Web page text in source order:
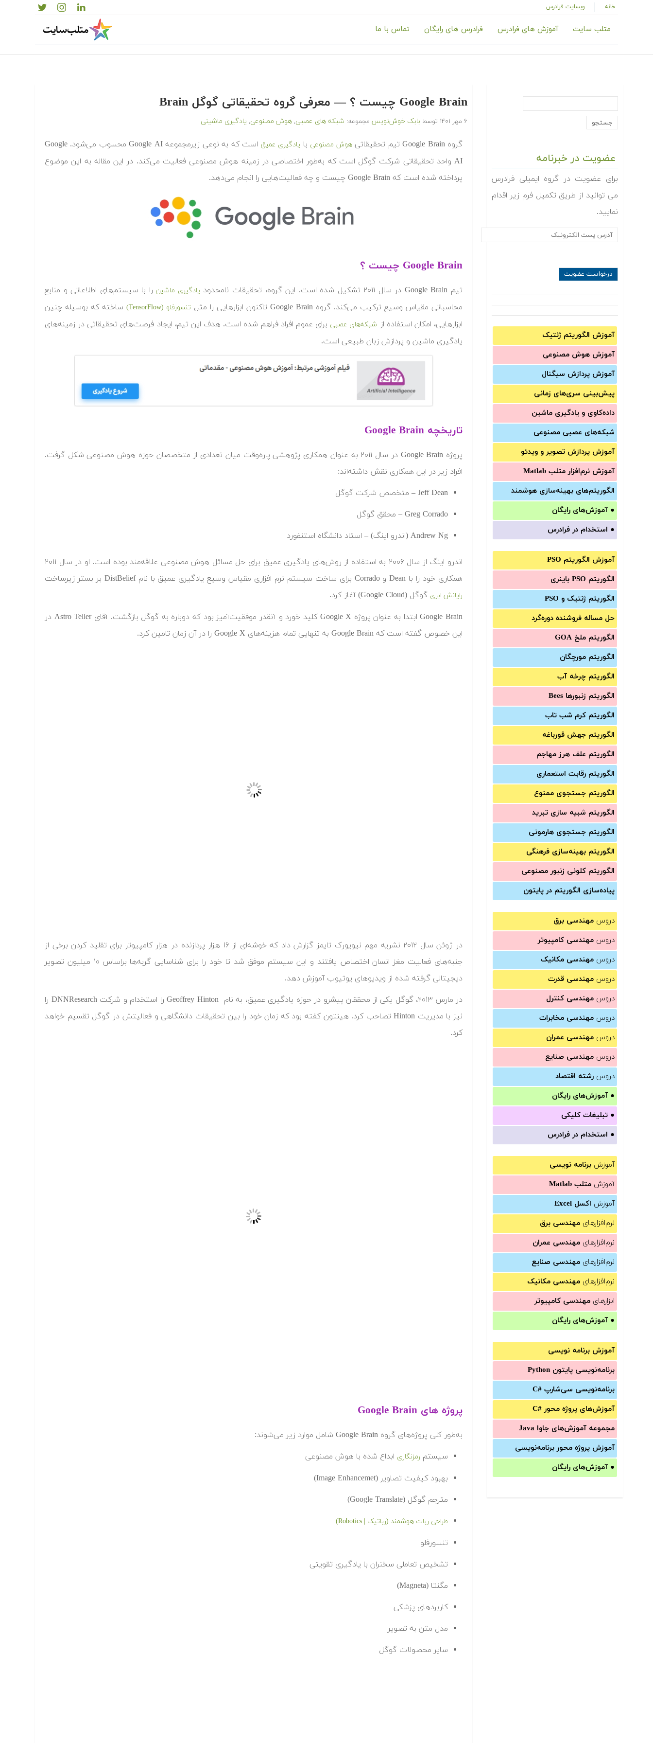
خانه وبسایت فرادرس
متلب سایت آموزش های فرادرس فرادرس های رایگان تماس با ما
عضویت در خبرنامه
برای عضویت در گروه ایمیلی فرادرس
می توانید از طریق تکمیل فرم زیر اقدام
نمایید.
آموزش الگوریتم ژنتیک
آموزش‌ هوش مصنوعی
آموزش‌ پردازش سیگنال
پیش‌‌بینی سری‌‌های زمانی
داده‌کاوی و یادگیری ماشین
شبکه‌های عصبی مصنوعی
آموزش‌ پردازش تصویر و ویدئو
آموزش‌ نرم‌افزار متلب Matlab
الگوریتم‌های بهینه‌سازی هوشمند
● آموزش‌های رایگان
● استخدام در فرادرس
آموزش الگوریتم PSO
الگوریتم PSO باینری
الگوریتم ژنتیک و PSO
حل مساله فروشنده دوره‌گرد
الگوریتم ملخ GOA
الگوریتم مورچگان
الگوریتم چرخه آب
الگوریتم زنبورها Bees
الگوریتم کرم شب تاب
الگوریتم جهش قورباغه
الگوریتم علف هرز مهاجم
الگوریتم رقابت استعماری
الگوریتم جستجوی ممنوع
الگوریتم شبیه سازی تبرید
الگوریتم جستجوی هارمونی
الگوریتم بهینه‌سازی فرهنگی
الگوریتم کلونی زنبور مصنوعی
پیاده‌سازی الگوریتم در پایتون
دروس مهندسی برق
دروس مهندسی کامپیوتر
دروس مهندسی مکانیک
دروس مهندسی قدرت
دروس مهندسی کنترل
دروس مهندسی مخابرات
دروس مهندسی عمران
دروس مهندسی صنایع
دروس رشته اقتصاد
● آموزش‌های رایگان
● تبلیغات کلیکی
● استخدام در فرادرس
آموزش برنامه نویسی
آموزش متلب Matlab
آموزش اکسل Excel
نرم‌افزارهای مهندسی برق
نرم‌افزارهای مهندسی عمران
نرم‌افزارهای مهندسی صنایع
نرم‌افزارهای مهندسی مکانیک
ابزارهای مهندسی کامپیوتر
● آموزش‌های رایگان
آموزش برنامه نویسی
برنامه‌نویسی پایتون Python
برنامه‌‌نویسی سی‌شارپ C#‎
آموزش‌های پروژه محور #C
مجموعه آموزش‌های جاوا Java
آموزش‌ پروژه محور برنامه‌نویسی
● آموزش‌های رایگان
Google Brain چیست ؟ — معرفی گروه تحقیقاتی گوگل Brain
۶ مهر ۱۴۰۱ توسط بابک خوش‌نویس مجموعه: شبکه های عصبی, هوش مصنوعی, یادگیری ماشینی
گروه Google Brain تیم تحقیقاتی هوش مصنوعی با یادگیری عمیق
است که به نوعی زیرمجموعه Google AI محسوب می‌شود. Google
AI واحد تحقیقاتی شرکت گوگل است که به‌طور اختصاصی در زمینه هوش مصنوعی فعالیت می‌کند. در این مقاله به این موضوع
پرداخته شده است که Google Brain چیست و چه فعالیت‌هایی را انجام می‌دهد.
Google Brain چیست ؟
تیم Google Brain در سال ۲۰۱۱ تشکیل شده است. این گروه، تحقیقات نامحدود یادگیری ماشینرا با سیستم‌های اطلاعاتی و منابع
محاسباتی مقیاس وسیع ترکیب می‌کند. گروه Google Brain تاکنون ابزارهایی را مثل
تنسورفلو (TensorFlow)
ساخته که بوسیله چنین
ابزارهایی، امکان استفاده از شبکه‌های عصبی برای عموم افراد فراهم شده است. هدف این تیم، ایجاد فرصت‌های تحقیقاتی در زمینه‌های
یادگیری ماشین و پردازش زبان طبیعی است.
تاریخچه Google Brain
پروژه Google Brain در سال ۲۰۱۱ به عنوان همکاری پژوهشی پاره‌وقت میان تعدادی از متخصصان حوزه هوش مصنوعی شکل گرفت.
افراد زیر در این همکاری نقش داشته‌اند:
Jeff Dean – متخصص شرکت گوگل
Greg Corrado – محقق گوگل
Andrew Ng (اندرو اینگ) – استاد دانشگاه استنفورد
اندرو اینگ از سال ۲۰۰۶ به استفاده از روش‌های یادگیری عمیق برای حل مسائل هوش مصنوعی علاقه‌مند بوده است. او در سال ۲۰۱۱
همکاری خود را با Dean و Corrado‌ برای ساخت سیستم نرم افزاری مقیاس وسیع یادگیری عمیق با نام DistBelief بر بستر زیرساخت
رایانش ابری گوگل (Google Cloud) آغاز کرد.
Google Brain ابتدا به عنوان پروژه Google X کلید خورد و آنقدر موفقیت‌آمیز بود که دوباره به گوگل بازگشت. آقای Astro Teller در
این خصوص گفته است که Google Brain به تنهایی تمام هزینه‌های Google X را در آن زمان تامین کرد.
در ژوئن سال ۲۰۱۲ نشریه مهم نیویورک تایمز گزارش داد که خوشه‌ای از ۱۶ هزار پردازنده در هزار کامپیوتر برای تقلید کردن برخی از
جنبه‌های فعالیت مغز انسان اختصاص یافتند و این سیستم موفق شد تا خود را برای شناسایی گربه‌ها براساس ۱۰ میلیون تصویر
دیجیتالی گرفته شده از ویدیوهای یوتیوب آموزش دهد.
در مارس ۲۰۱۳، گوگل یکی از محققان پیشرو در حوزه یادگیری عمیق، به نام Geoffrey Hinton را استخدام و شرکت DNNResearch را
نیز با مدیریت Hinton تصاحب کرد. هینتون کفته بود که زمان خود را بین تحقیقات دانشگاهی و فعالیتش در گوگل تقسیم خواهد
کرد.
پروژه های Google Brain
به‌طور کلی پروژه‌های گروه Google Brain شامل موارد زیر می‌شوند:
سیستم رمزنگاری ابداع شده با هوش مصنوعی
بهبود کیفیت تصاویر (Image Enhancemet)
مترجم گوگل (Google Translate)
طراحی ربات هوشمند (رباتیک | Robotics)
تنسورفلو
تشخیص تعاملی سخنران با یادگیری تقویتی
مگنتا (Magneta)
کاربردهای پزشکی
مدل متن به تصویر
سایر محصولات گوگل